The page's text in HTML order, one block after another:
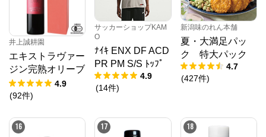
井上誠耕園
エキストラヴァー
ジン完熟オリーブ
オイル 450g4.9
(92件)
サッカーショップKAM
O
ﾅｲｷ ENX DF ACD
PR PM S/S ﾄｯﾌﾟ
4.9
(14件)
新潟味のれん本舗
夏・大満足パッ
ク 特大パック
4.7
(427件)
16 17 18